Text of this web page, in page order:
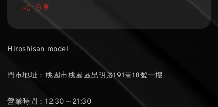
分享
Hiroshisan model
門市地址：桃園市桃園區昆明路191巷18號一樓
營業時間：12:30～21:30